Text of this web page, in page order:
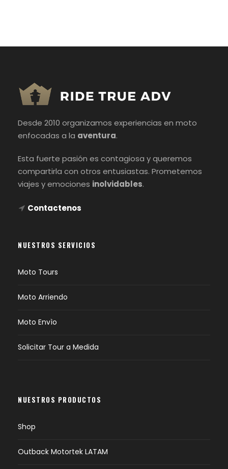
Desde 2010 organizamos experiencias en moto
enfocadas a la aventura.
Esta fuerte pasión es contagiosa y queremos
compartirla con otros entusiastas. Prometemos
viajes y emociones inolvidables.
Contactenos
NUESTROS SERVICIOS
Moto Tours
Moto Arriendo
Moto Envìo
Solicitar Tour a Medida
NUESTROS PRODUCTOS
Shop
Outback Motortek LATAM